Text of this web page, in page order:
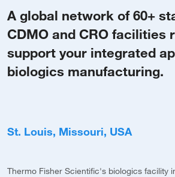
A global network of 60+
CDMO and CRO facilities
support your integrated
biologics manufacturing.
St. Louis, Missouri, USA
Thermo Fisher Scientific's biologics facility